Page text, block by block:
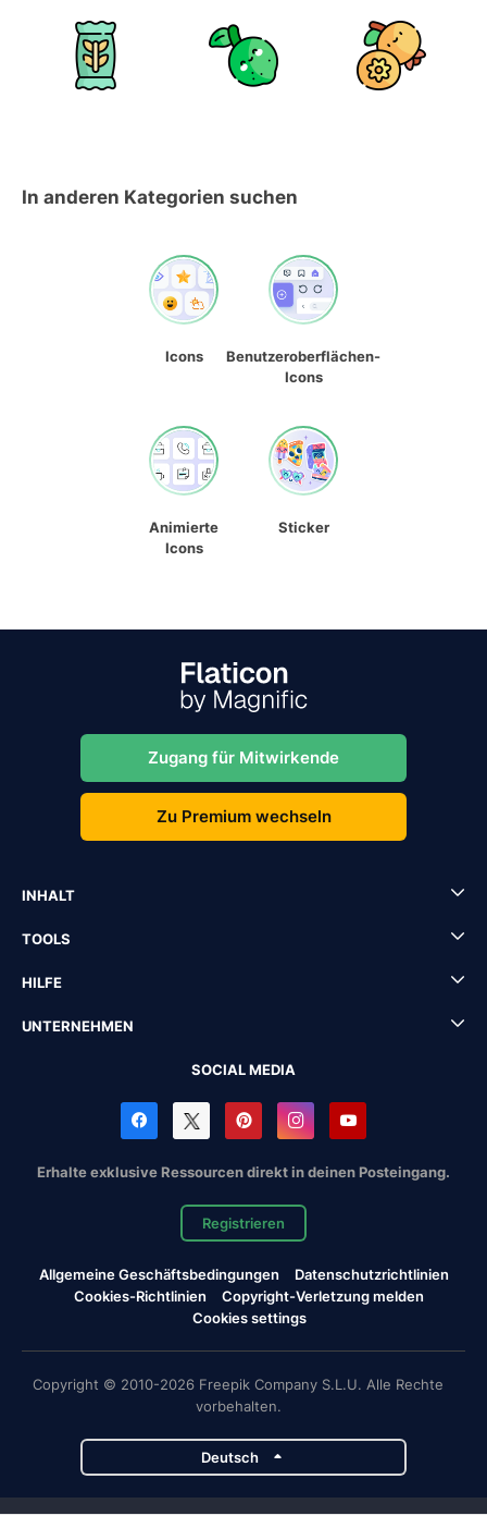
In anderen Kategorien suchen
Icons
Benutzeroberflächen-
Icons
Animierte
Icons
Sticker
Zugang für Mitwirkende
Zu Premium wechseln
INHALT
TOOLS
HILFE
UNTERNEHMEN
SOCIAL MEDIA
Erhalte exklusive Ressourcen direkt in deinen Posteingang.
Registrieren
Allgemeine Geschäftsbedingungen
Datenschutzrichtlinien
Cookies-Richtlinien
Copyright-Verletzung melden
Cookies settings
Copyright © 2010-2026 Freepik Company S.L.U. Alle Rechte
vorbehalten.
Deutsch